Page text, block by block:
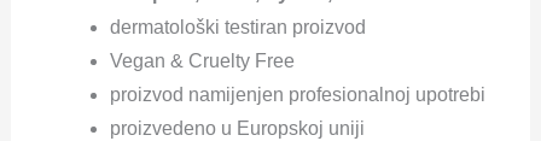
dermatološki testiran proizvod
Vegan & Cruelty Free
proizvod namijenjen profesionalnoj upotrebi
proizvedeno u Europskoj uniji